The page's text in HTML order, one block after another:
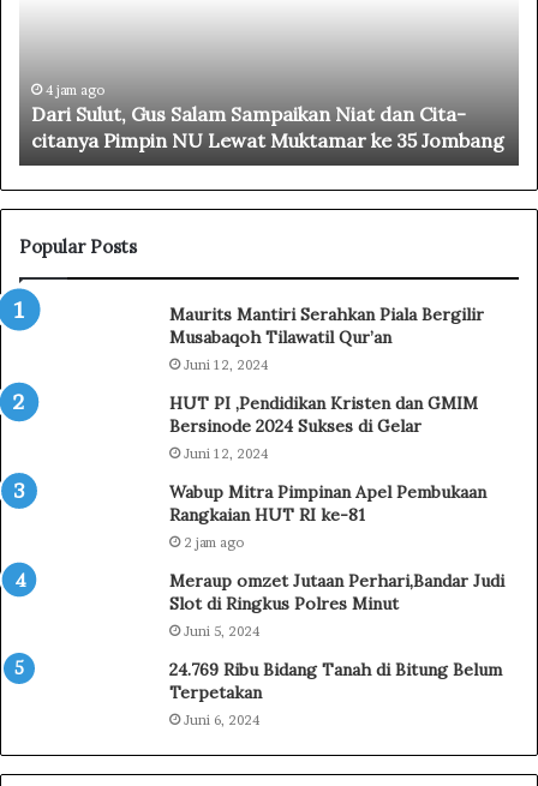
Niat dan Cita-
Muktamar ke 35 Jombang
a
l
a
n
S
t
H
U
R
e
-
d
e
c
a
Meriah! Jalan Sehat HUT RI
Mandolang
Popular Posts
Maurits Mantiri Serahkan Piala Bergilir
Musabaqoh Tilawatil Qur’an
Juni 12, 2024
HUT PI ,Pendidikan Kristen dan GMIM
Bersinode 2024 Sukses di Gelar
Juni 12, 2024
Wabup Mitra Pimpinan Apel Pembukaan
Rangkaian HUT RI ke-81
2 jam ago
Meraup omzet Jutaan Perhari,Bandar Judi
Slot di Ringkus Polres Minut
Juni 5, 2024
24.769 Ribu Bidang Tanah di Bitung Belum
Terpetakan
Juni 6, 2024